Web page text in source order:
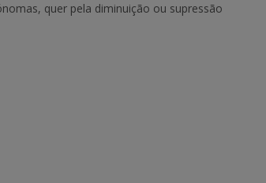
quer pela diminuição ou supressão